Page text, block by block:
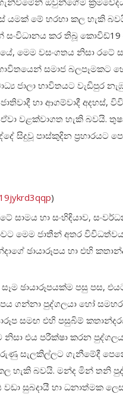
යමක් මේ හරහා කල හැකි
සංවිධානය කර තිබූ
මෙම වසංගතය නිසා රටේ
සමාජ බලපෑමකට
ජාලා භාවිතයට වැඩිපුර
හා ආගම්වාදී අදහස්,
වළක්වාගත හැකි බවයි.
සිදුවූ පාස්කුදින ප්‍රහාරයට
)
හා සංහිඳියාව,
මෙම ජාතීන් අතර
ඡායාරූපය හා එහි
ඡායාරූපයක්ම පසු පස,
ගන්නා පුද්ගලයා හෝ
සමඟ එහි පසුබිම්
නිසා එය පරීක්ෂා කරන
සැලකිල්ලට ගැනීමේදී
හැකි බවයි. මන්ද මින් තනි
සුබදායී හා ධනාත්මක